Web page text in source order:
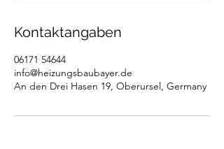
Kontaktangaben
06171 54644
info@heizungsbaubayer.de
An den Drei Hasen 19, Oberursel, Germany